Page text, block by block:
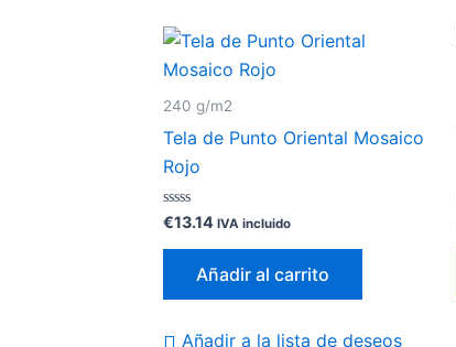
240 g/m2
Tela de Punto Oriental Mosaico
Rojo
Valorado
0
€13.14 IVA incluido
Añadir al carrito
Añadir a la lista de deseos